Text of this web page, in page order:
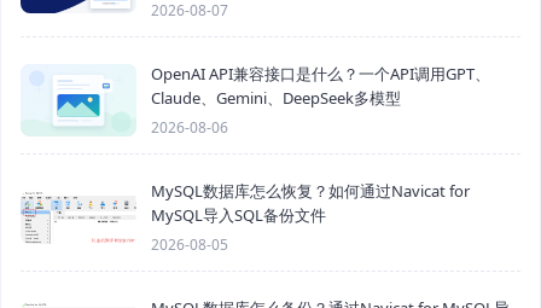
2026-08-07
OpenAI API兼容接口是什么？一个API调用GPT、
Claude、Gemini、DeepSeek多模型
2026-08-06
MySQL数据库怎么恢复？如何通过Navicat for
MySQL导入SQL备份文件
2026-08-05